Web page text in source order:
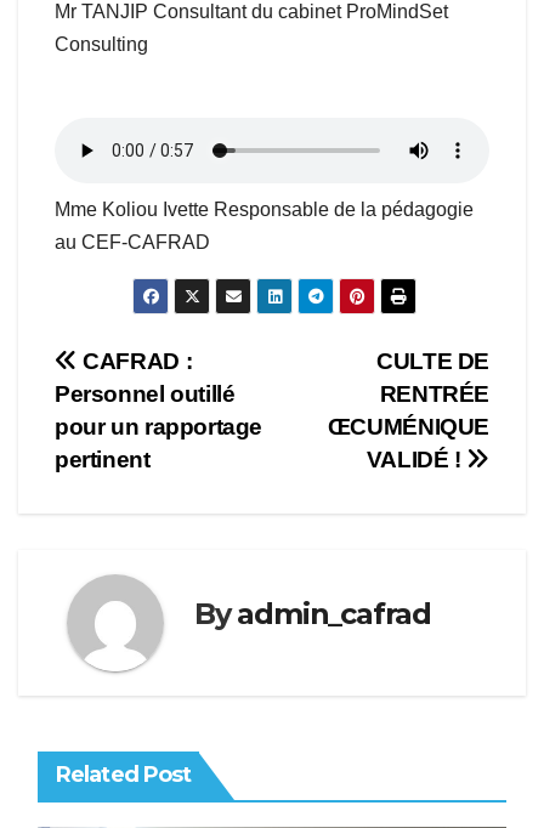
Mr TANJIP Consultant du cabinet ProMindSet
Consulting
Mme Koliou Ivette Responsable de la pédagogie
au CEF-CAFRAD
Navigation
de
l’article
CULTE DE
RENTRÉE
ŒCUMÉNIQUE
VALIDÉ !
CAFRAD :
Personnel outillé
pour un rapportage
pertinent
Byadmin_cafrad
Related Post